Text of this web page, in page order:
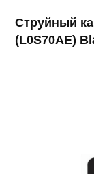
Струйный
(L0S70AE)